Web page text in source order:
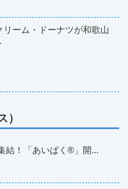
リーム・ドーナツが和歌山
）
結！「あいぱく®」開...